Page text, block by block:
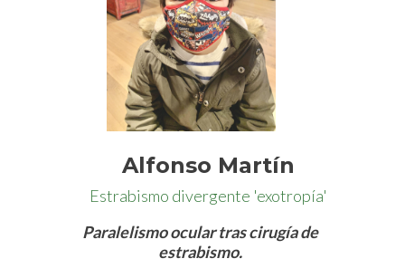
Alfonso Martín
Estrabismo divergente 'exotropía'
Paralelismo ocular tras cirugía de
estrabismo.